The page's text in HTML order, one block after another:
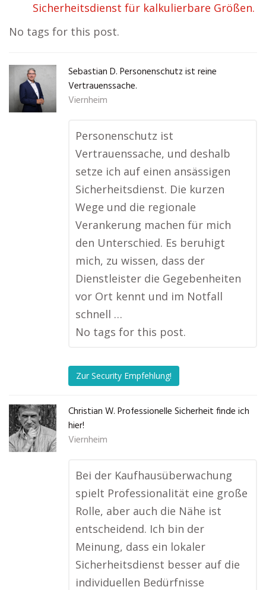
Sicherheitsdienst für kalkulierbare Größen.
No tags for this post.
Sebastian D. Personenschutz ist reine
Vertrauenssache.
Viernheim
Personenschutz ist
Vertrauenssache, und deshalb
setze ich auf einen ansässigen
Sicherheitsdienst. Die kurzen
Wege und die regionale
Verankerung machen für mich
den Unterschied. Es beruhigt
mich, zu wissen, dass der
Dienstleister die Gegebenheiten
vor Ort kennt und im Notfall
schnell …
No tags for this post.
Zur Security Empfehlung!
Christian W. Professionelle Sicherheit finde ich
hier!
Viernheim
Bei der Kaufhausüberwachung
spielt Professionalität eine große
Rolle, aber auch die Nähe ist
entscheidend. Ich bin der
Meinung, dass ein lokaler
Sicherheitsdienst besser auf die
individuellen Bedürfnisse